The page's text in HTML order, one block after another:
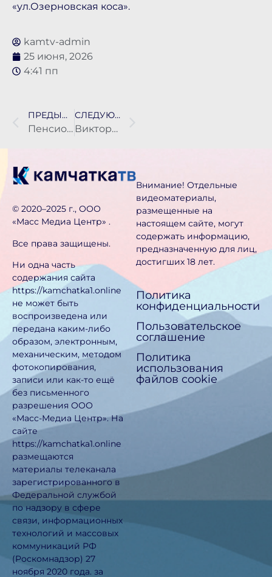
«ул.Озерновская коса».
kamtv-admin
25 июня, 2026
4:41 пп
ПРЕДЫДУЩАЯ НОВОСТЬ
Пенсионер из Паланы заплатит штраф за ДТП, в котором пассажирка получила перелом бедра
СЛЕДУЮЩАЯ НОВОСТЬ
Викторины, акции и мастер-классы: «Городские променады» организованы для жителей Петропавловска
©️ 2020–2025 г., ООО
«Масс Медиа Центр» .
Все права защищены.
Ни одна часть
содержания сайта
https://kamchatka1.online
не может быть
воспроизведена или
передана каким-либо
образом, электронным,
механическим, методом
фотокопирования,
записи или как-то ещё
без письменного
разрешения ООО
«Масс-Медиа Центр». На
сайте
https://kamchatka1.online
размещаются
материалы телеканала
зарегистрированного в
Федеральной службой
по надзору в сфере
связи, информационных
технологий и массовых
коммуникаций РФ
(Роскомнадзор) 27
ноября 2020 года. за
Внимание! Отдельные
видеоматериалы,
размещенные на
настоящем сайте, могут
содержать информацию,
предназначен­ную для лиц,
достигших 18 лет.
Политика
конфиденциальности
Пользовательское
соглашение
Политика
использования
файлов cookie